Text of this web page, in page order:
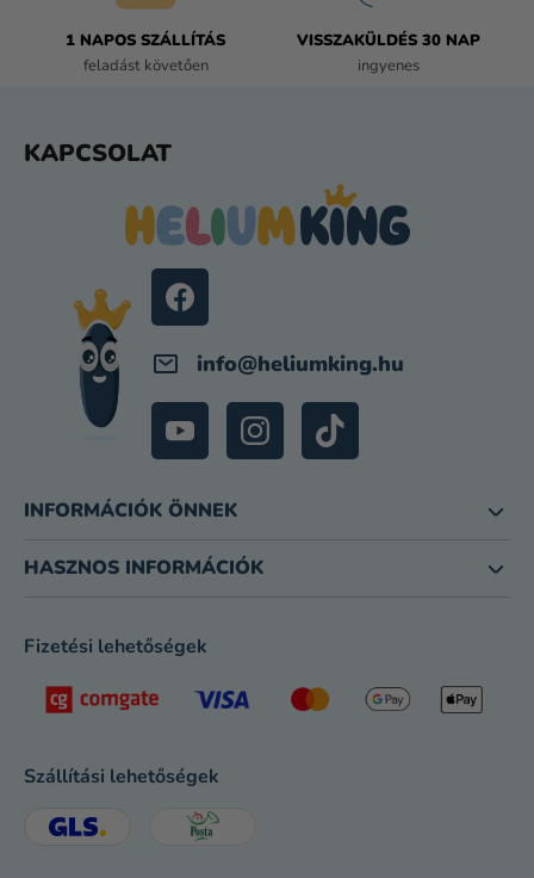
1 NAPOS SZÁLLÍTÁS
feladást követően
VISSZAKÜLDÉS 30 NAP
ingyenes
KAPCSOLAT
info@heliumking.hu
INFORMÁCIÓK ÖNNEK
HASZNOS INFORMÁCIÓK
Fizetési lehetőségek
Szállítási lehetőségek